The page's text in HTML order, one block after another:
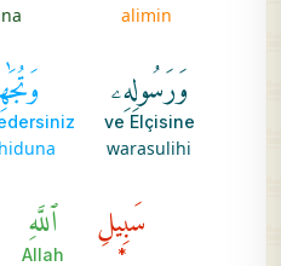
alimin
وَرَسُولِهِۦ
ve Elçisine
warasulihi
سَبِيلِ
*
ٱللَّهِ
Allah